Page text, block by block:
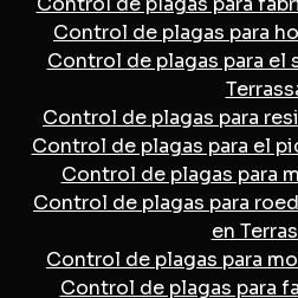
Control de plagas para
Control de plagas para
Control de plagas para
Control de plagas para el
Control de plagas para
Control de plagas para
en
Control de plagas para
Control de plagas para